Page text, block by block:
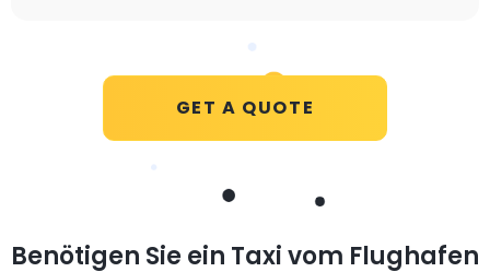
GET A QUOTE
Benötigen Sie ein Taxi vom Flughafen